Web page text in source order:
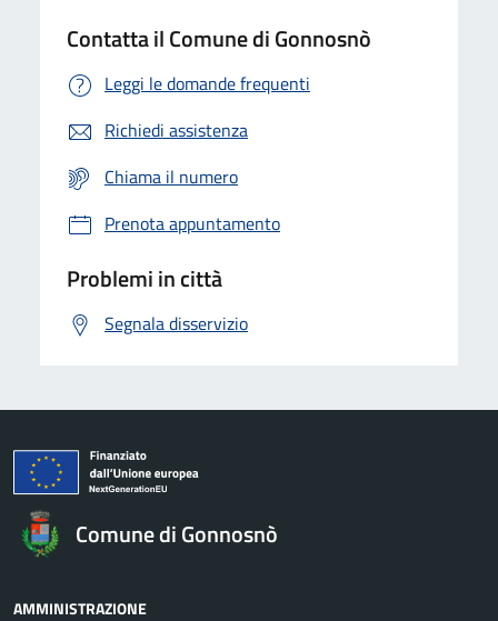
Contatta il Comune di Gonnosnò
Leggi le domande frequenti
Richiedi assistenza
Chiama il numero
Prenota appuntamento
Problemi in città
Segnala disservizio
Comune di Gonnosnò
AMMINISTRAZIONE